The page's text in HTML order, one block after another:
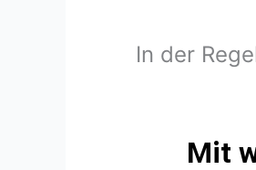
In der
Mit